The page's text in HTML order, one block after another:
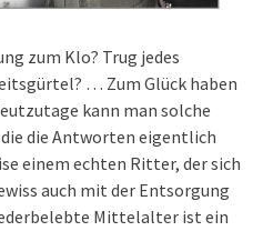
zum Klo? Trug jedes
… Zum Glück haben
kann man solche
die Antworten eigentlich
einem echten Ritter, der sich
auch mit der Entsorgung
Mittelalter ist ein